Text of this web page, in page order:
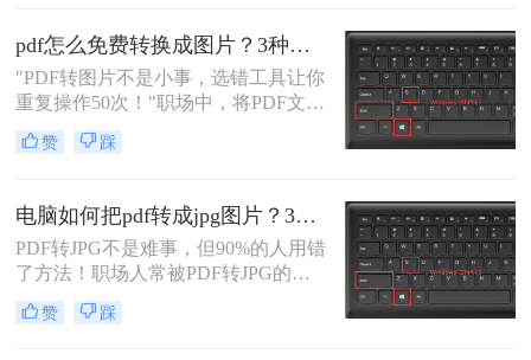
务。
pdf怎么免费转换成图片？3种高效方法实测！
"PDF转图片不是小事，选错工具让你
重复操作50次！"职场中，将PDF文档
快速转为清晰图片是高频刚需——会
议截图、社交媒体配图、技术文档存
公族曾陷入“转换后模糊不清、手动
调整耗时”的困境。
赞 踩
电脑如何把pdf转成jpg图片？3种高效方法，精准转换不踩坑！
PDF转JPG不是难事，但90%的人用错
了方法！职场人常被PDF转JPG的效
率问题困扰：扫描版文档转图片模
糊、批量处理繁琐、安全隐忧频发。
赞 踩